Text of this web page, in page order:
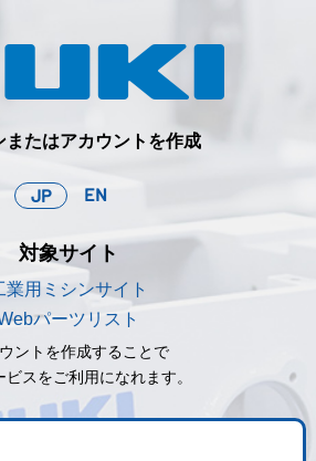
またはアカウントを作成
JP EN
対象サイト
業用ミシンサイト
パーツリスト
ントを作成することで
ビスをご利用になれます。